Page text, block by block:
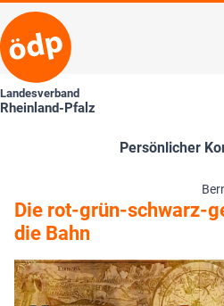
Landesverband
Rheinland-Pfalz
Persönlicher
Die rot-grün-schwarz-
die Bahn